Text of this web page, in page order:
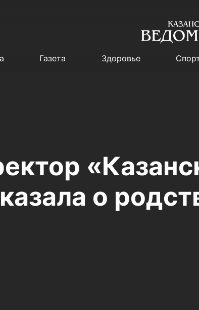
Газета Здоровье
о